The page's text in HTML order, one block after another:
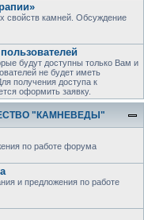
свойств камней. Обсуждение
будут доступны только Вам и
не будет иметь
получения доступа к
оформить заявку.
"КАМНЕВЕДЫ"
по работе форума
и предложения по работе